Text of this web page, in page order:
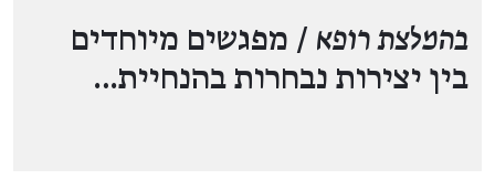
בהמלצת רופא / מפגשים מיוחדים
בין יצירות נבחרות בהנחיית…